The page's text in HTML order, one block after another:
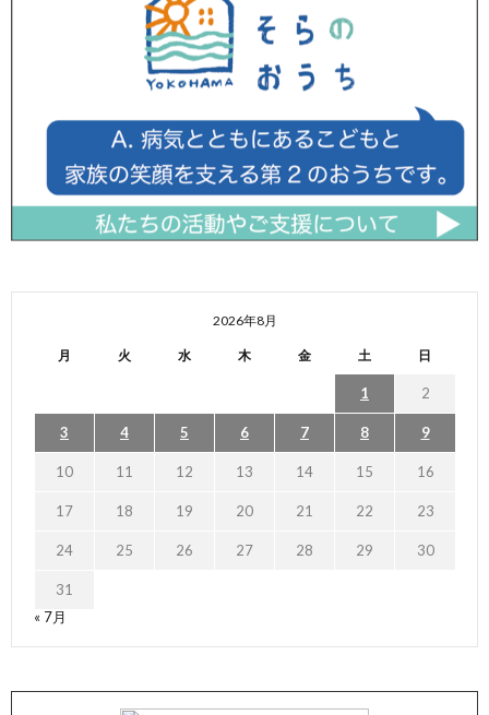
2026年8月
月 火 水 木 金 土 日
1 2
3 4 5 6 7 8 9
10 11 12 13 14 15 16
17 18 19 20 21 22 23
24 25 26 27 28 29 30
31
« 7月